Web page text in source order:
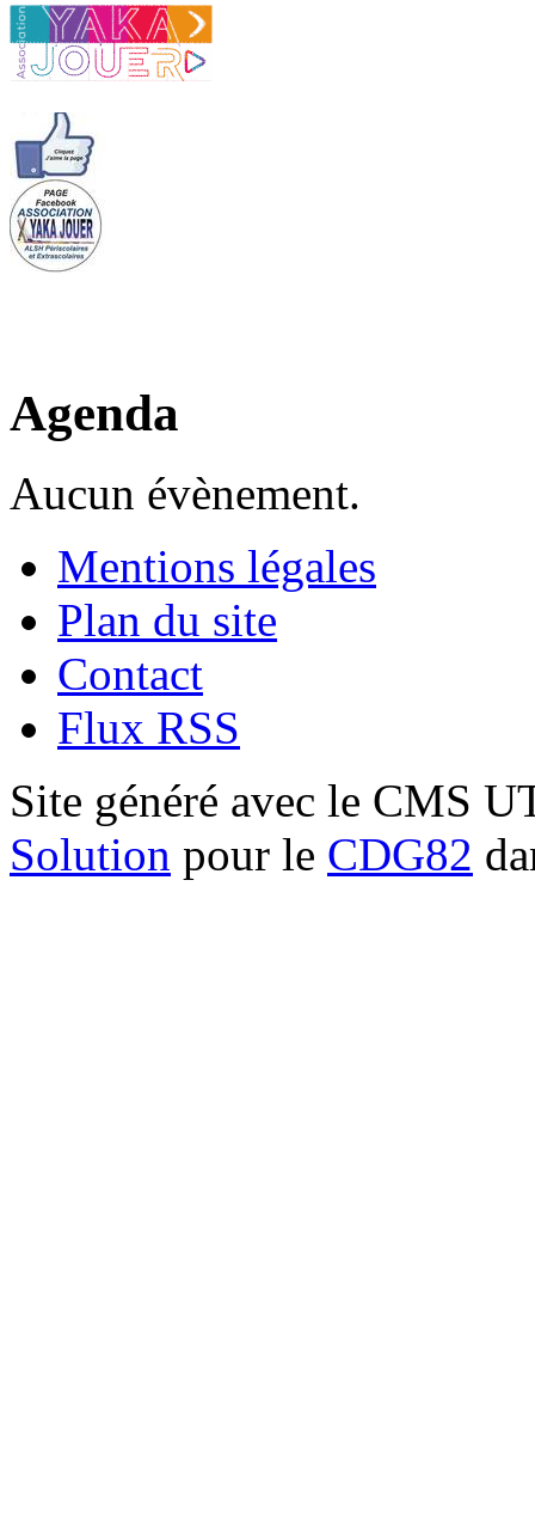
Agenda
Aucun évènement.
Mentions légales
Plan du site
Contact
Flux RSS
Site généré avec le CMS
Solution pour le CDG82